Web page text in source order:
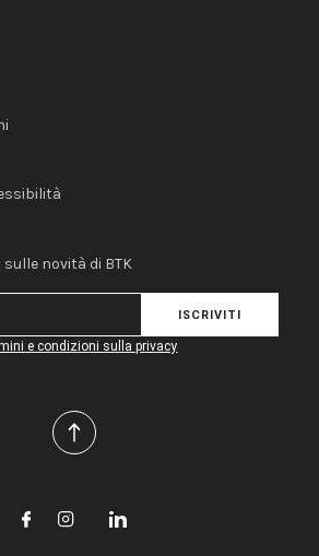
novità di BTK
ISCRIVITI
e condizioni sulla privacy